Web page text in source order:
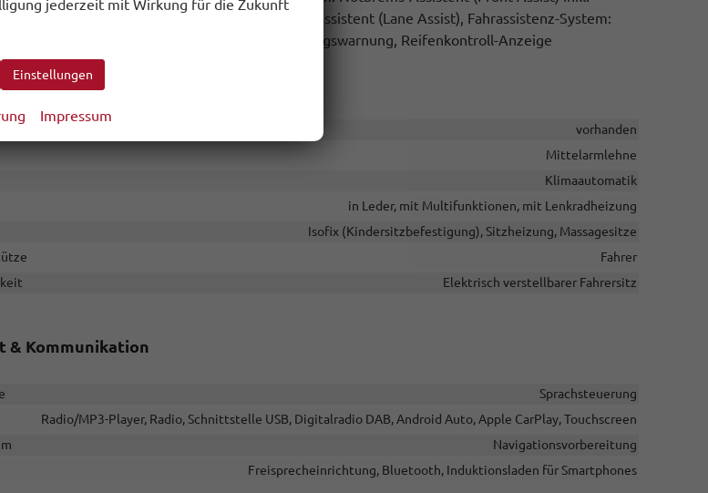
Fahrassistenz-System: Spurhalteassistent (Lane Assist), Fahrassistenz-System:
(Side Assist) mit Auspark-Assistent und Ausstiegswarnung, Reifenkontroll-Anzeige
vorhanden
Mittelarmlehne
Klimaautomatik
in Leder, mit Multifunktionen, mit Lenkradheizung
Isofix (Kindersitzbefestigung), Sitzheizung, Massagesitze
Fahrer
Elektrisch verstellbarer Fahrersitz
& Kommunikation
Sprachsteuerung
Radio/MP3-Player, Radio, Schnittstelle USB, Digitalradio DAB, Android Auto, Apple CarPlay, Touchscreen
Navigationsvorbereitung
Freisprecheinrichtung, Bluetooth, Induktionsladen für Smartphones
jederzeit mit Wirkung für die Zukunft
Einstellungen
Impressum